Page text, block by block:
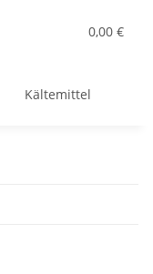
0,00 €
Kältemittel